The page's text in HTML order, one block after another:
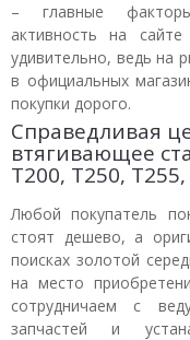
– главные
активность на
удивительно, ведь на
в официальных
покупки дорого.
Справедливая
втягивающее
T200, T250,
Любой покупатель
стоят дешево, а
поисках золотой
на место
сотрудничаем с
запчастей и